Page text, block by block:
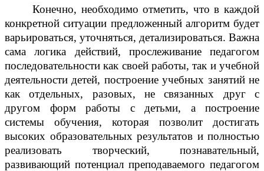
Конечно, необходимо отметить, что в каждой
конкретной ситуации предложенный алгоритм будет
варьироваться, уточняться, детализироваться. Важна
сама логика действий, прослеживание педагогом
последовательности как своей работы, так и учебной
деятельности детей, построение учебных занятий не
как отдельных, разовых, не связанных друг с
другом форм работы с детьми, а построение
системы обучения, которая позволит достигать
высоких образовательных результатов и полностью
реализовать творческий, познавательный,
развивающий потенциал преподаваемого педагогом